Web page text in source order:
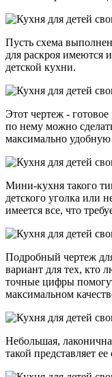
Пусть схема
для раскроя имеются
детской кухни.
Этот чертеж -
по нему можно
максимально
Мини-кухня такого
детского уголка или
имеется все, что
Подробный чертеж
вариант для тех, кто
точные цифры
максимальном
Небольшая,
такой представляет